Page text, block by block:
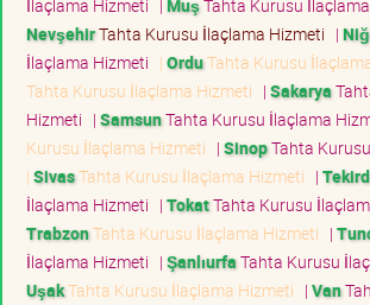
İlaçlama Hizmeti | MuşTahta Kurusu
NevşehirTahta Kurusu İlaçlama Hizmeti |
İlaçlama Hizmeti | OrduTahta Kurusu
Tahta Kurusu İlaçlama Hizmeti | Sakarya
Hizmeti | SamsunTahta Kurusu İlaçlama
Kurusu İlaçlama Hizmeti | SinopTahta
| SivasTahta Kurusu İlaçlama Hizmeti |
İlaçlama Hizmeti | TokatTahta Kurusu
TrabzonTahta Kurusu İlaçlama Hizmeti |
İlaçlama Hizmeti | ŞanlıurfaTahta Kurusu
UşakTahta Kurusu İlaçlama Hizmeti | Van